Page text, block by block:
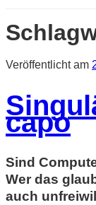
Veröffentlicht am
capo
Sind
Wer das
auch